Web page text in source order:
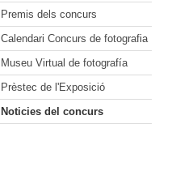
Premis dels concurs
Calendari Concurs de fotografia
Museu Virtual de fotografía
Prèstec de l'Exposició
Noticies del concurs